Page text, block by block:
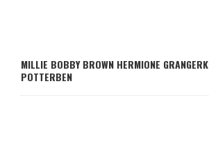
MILLIE BOBBY BROWN HERMIONE
POTTERBEN